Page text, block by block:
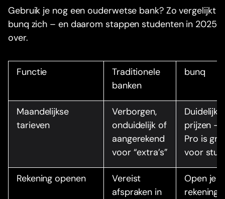
Gebruik je nog een ouderwetse bank? Zo vergelijkt
bunq zich – en daarom stappen studenten in 2025
over.
Functie
Traditionele
banken
bunq
Maandelijkse
tarieven
Verborgen,
onduidelijk of
aangerekend
voor “extra’s”
Duidelijke
prijzen —
Pro is
voor
Rekening openen
Vereist
afspraken in
Open je
rekening